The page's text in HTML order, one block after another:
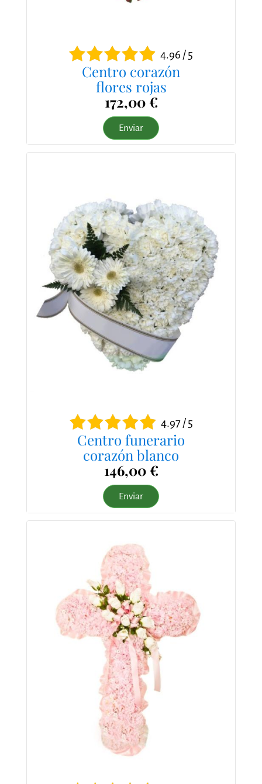
4.96 / 5
Centro corazón
flores rojas
172,00 €
Enviar
4.97 / 5
Centro funerario
corazón blanco
146,00 €
Enviar